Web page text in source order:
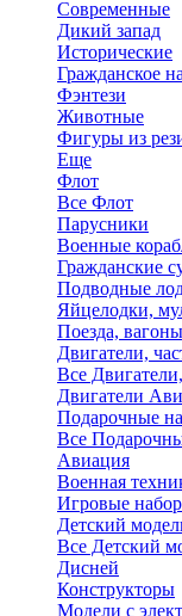
Современные
Дикий запад
Исторические
Гражданское
Фэнтези
Животные
Фигуры из
Еще
Флот
Все Флот
Парусники
Военные
Гражданские
Подводные
Яйцелодки,
Поезда,
Двигатели,
Все
Двигатели
Подарочные
Все
Авиация
Военная
Игровые
Детский
Все Детский
Дисней
Конструкторы
Модели с